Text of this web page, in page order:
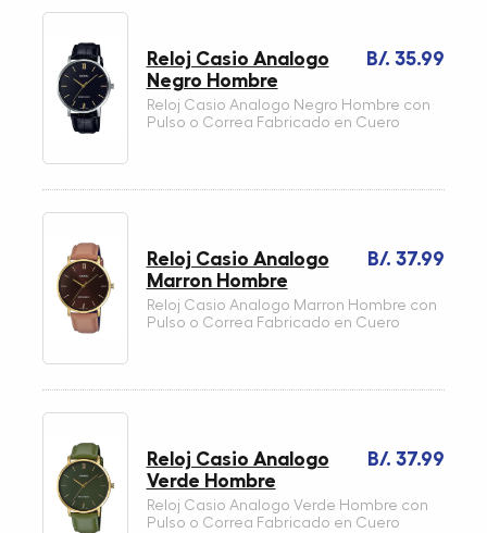
B/. 35.99
Reloj Casio Analogo
Negro Hombre
Reloj Casio Analogo Negro Hombre con
Pulso o Correa Fabricado en Cuero
B/. 37.99
Reloj Casio Analogo
Marron Hombre
Reloj Casio Analogo Marron Hombre con
Pulso o Correa Fabricado en Cuero
B/. 37.99
Reloj Casio Analogo
Verde Hombre
Reloj Casio Analogo Verde Hombre con
Pulso o Correa Fabricado en Cuero